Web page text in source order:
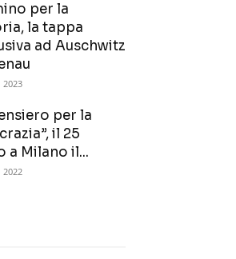
per la
la tappa
ad Auschwitz
2023
per la
il 25
a Milano il...
2022